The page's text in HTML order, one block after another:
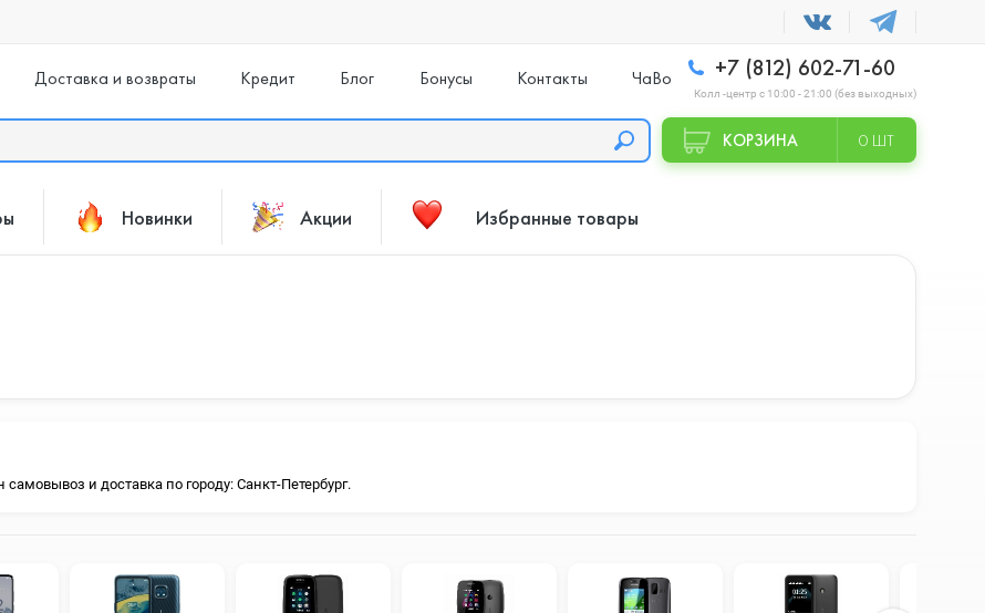
Доставка и возвраты Кредит Блог Бонусы Контакты ЧаВо +7 (812) 602-71-60
Колл -центр с 10:00 - 21:00 (без выходных)
КОРЗИНА 0 ШТ
Новинки Акции Избранные товары
и доставка по городу: Санкт-Петербург.